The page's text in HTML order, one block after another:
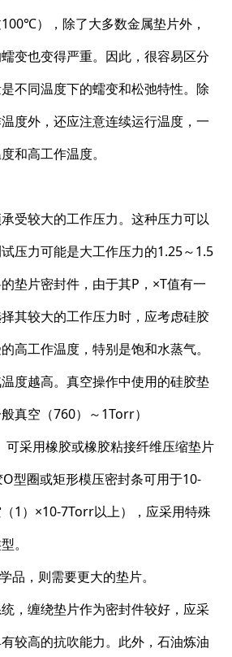
），除了大多数金属垫片外，
变也变得严重。因此，很容易区分
不同温度下的蠕变和松弛特性。除
度外，还应注意连续运行温度，一
和高工作温度。
受较大的工作压力。这种压力可以
压力可能是大工作压力的1.25～1.5
垫片密封件，由于其P，×T值有一
其较大的工作压力时，应考虑硅胶
高工作温度，特别是饱和水蒸气。
度越高。真空操作中使用的硅胶垫
真空（760）～1Torr）
可采用橡胶或橡胶粘接纤维压缩垫片
型圈或矩形模压密封条可用于10-
1）×10-7Torr以上），应采用特殊
。
品，则需要更大的垫片。
，缠绕垫片作为密封件较好，应采
较高的抗吹能力。此外，石油炼油